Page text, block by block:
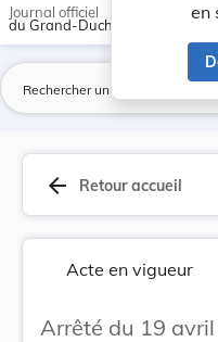
en
Journal officiel
du Grand-Duché de Luxembourg
arrow_back Retour accueil
Acte en vigueur
Arrêté du 19